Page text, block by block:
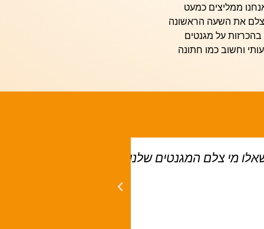
ממליצים כמעט
את השעה הראשונה
על מגנטים
וחשוב כמו חתונה
תודה על הכל ניפגש